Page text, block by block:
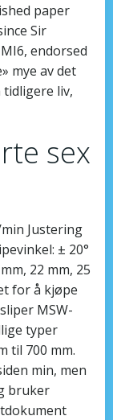
paper
Sir
endorsed
mye av det
liv,
sex
Justering
± 20°
22 mm, 25
for å kjøpe
MSW-
typer
til 700 mm.
min, men
bruker